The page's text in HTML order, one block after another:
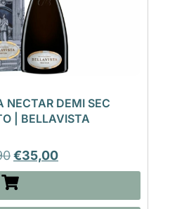
NECTAR DEMI SEC
| BELLAVISTA
€35,00